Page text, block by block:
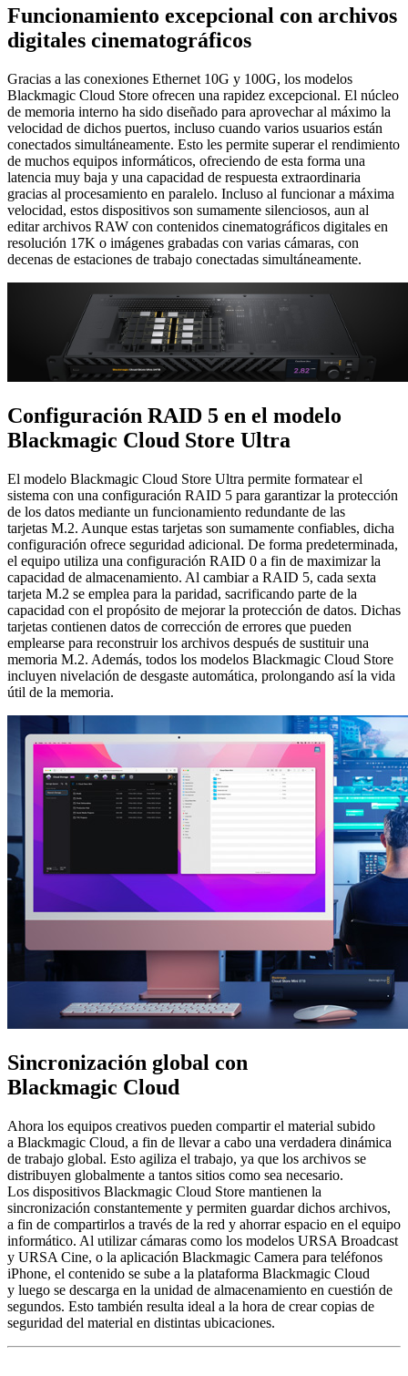
Funcionamiento excepcional con archivos
digitales cinematográficos
Gracias a las conexiones Ethernet 10G y 100G, los modelos
Blackmagic Cloud Store ofrecen una rapidez excepcional. El núcleo
de memoria interno ha sido diseñado para aprovechar al máximo la
velocidad de dichos puertos, incluso cuando varios usuarios están
conectados simultáneamente. Esto les permite superar el rendimiento
de muchos equipos informáticos, ofreciendo de esta forma una
latencia muy baja y una capacidad de respuesta extraordinaria
gracias al procesamiento en paralelo. Incluso al funcionar a máxima
velocidad, estos dispositivos son sumamente silenciosos, aun al
editar archivos RAW con contenidos cinematográficos digitales en
resolución 17K o imágenes grabadas con varias cámaras, con
decenas de estaciones de trabajo conectadas simultáneamente.
Configuración RAID 5 en el modelo
Blackmagic Cloud Store Ultra
El modelo Blackmagic Cloud Store Ultra permite formatear el
sistema con una configuración RAID 5 para garantizar la protección
de los datos mediante un funcionamiento redundante de las
tarjetas M.2. Aunque estas tarjetas son sumamente confiables, dicha
configuración ofrece seguridad adicional. De forma predeterminada,
el equipo utiliza una configuración RAID 0 a fin de maximizar la
capacidad de almacenamiento. Al cambiar a RAID 5, cada sexta
tarjeta M.2 se emplea para la paridad, sacrificando parte de la
capacidad con el propósito de mejorar la protección de datos. Dichas
tarjetas contienen datos de corrección de errores que pueden
emplearse para reconstruir los archivos después de sustituir una
memoria M.2. Además, todos los modelos Blackmagic Cloud Store
incluyen nivelación de desgaste automática, prolongando así la vida
útil de la memoria.
Sincronización global con
Blackmagic Cloud
Ahora los equipos creativos pueden compartir el material subido
a Blackmagic Cloud, a fin de llevar a cabo una verdadera dinámica
de trabajo global. Esto agiliza el trabajo, ya que los archivos se
distribuyen globalmente a tantos sitios como sea necesario.
Los dispositivos Blackmagic Cloud Store mantienen la
sincronización constantemente y permiten guardar dichos archivos,
a fin de compartirlos a través de la red y ahorrar espacio en el equipo
informático. Al utilizar cámaras como los modelos URSA Broadcast
y URSA Cine, o la aplicación Blackmagic Camera para teléfonos
iPhone, el contenido se sube a la plataforma Blackmagic Cloud
y luego se descarga en la unidad de almacenamiento en cuestión de
segundos. Esto también resulta ideal a la hora de crear copias de
seguridad del material en distintas ubicaciones.